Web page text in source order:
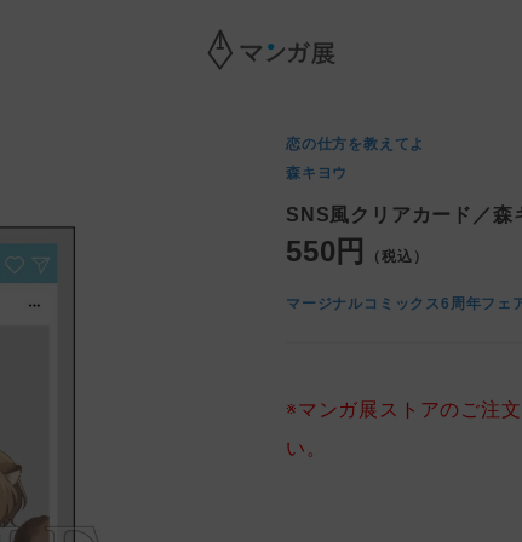
恋の仕方を教えてよ
森キヨウ
SNS風クリアカード／森
550円 （税込）
マージナルコミックス6周年フェ
※マンガ展ストアのご注
い。